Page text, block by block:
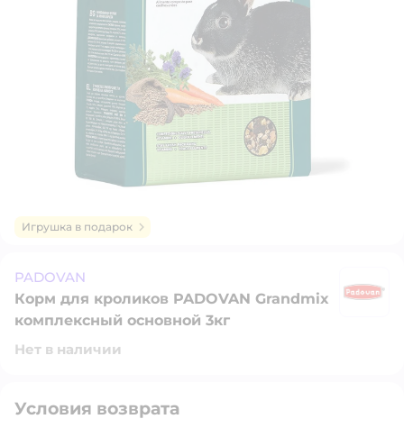
Игрушка в подарок
PADOVAN
Корм для кроликов PADOVAN Grandmix
комплексный основной 3кг
Нет в наличии
Условия возврата